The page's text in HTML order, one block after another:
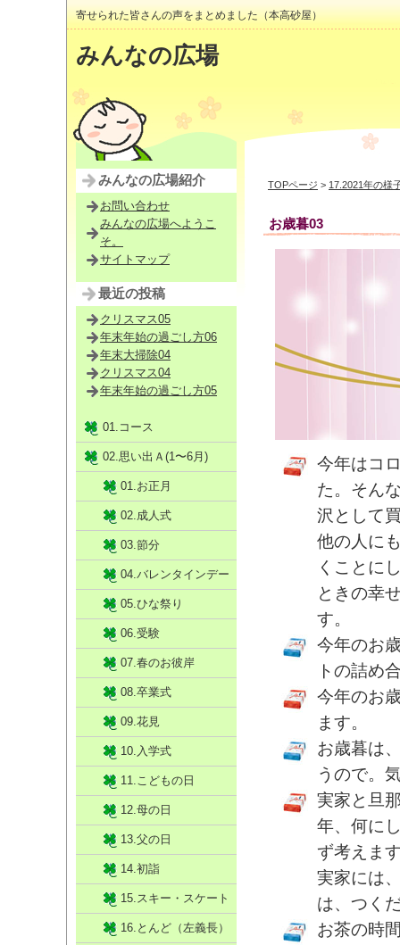
寄せられた皆さんの声をまとめました（本高砂屋）
みんなの広場
TOPページ > 17.2021年の様
お歳暮03
今年はコ
た。そん
沢として
他の人に
くことに
ときの幸
す。
今年のお
トの詰め
今年のお
ます。
お歳暮は
うので。
実家と旦
年、何に
ず考えま
実家には
は、つく
お茶の時
みんなの広場紹介
お問い合わせ
みんなの広場へようこ
そ。
サイトマップ
最近の投稿
クリスマス05
年末年始の過ごし方06
年末大掃除04
クリスマス04
年末年始の過ごし方05
01.コース
02.思い出Ａ(1〜6月)
01.お正月
02.成人式
03.節分
04.バレンタインデー
05.ひな祭り
06.受験
07.春のお彼岸
08.卒業式
09.花見
10.入学式
11.こどもの日
12.母の日
13.父の日
14.初詣
15.スキー・スケート
16.とんど（左義長）